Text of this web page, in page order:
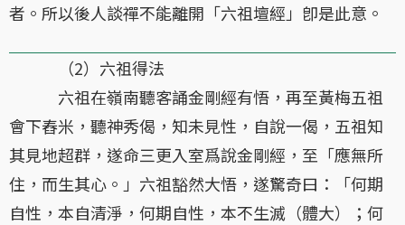
者。所以後人談禪不能離開「六祖壇經」卽是此意。
（2）六祖得法
六祖在嶺南聽客誦金剛經有悟，再至黃梅五祖
會下舂米，聽神秀偈，知未見性，自說一偈，五祖知
其見地超群，遂命三更入室爲說金剛經，至「應無所
住，而生其心。」六祖豁然大悟，遂驚奇曰：「何期
自性，本自清淨，何期自性，本不生滅（體大）；何